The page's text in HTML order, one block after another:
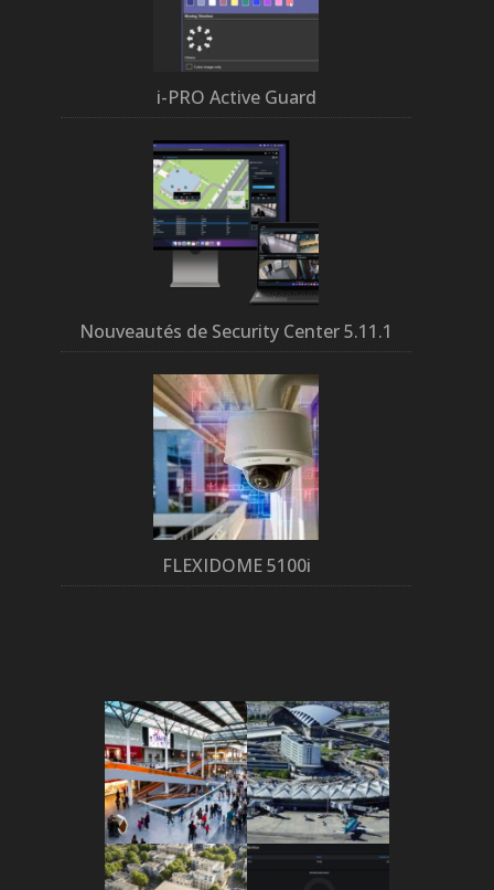
i-PRO Active Guard
Nouveautés de Security Center 5.11.1
FLEXIDOME 5100i